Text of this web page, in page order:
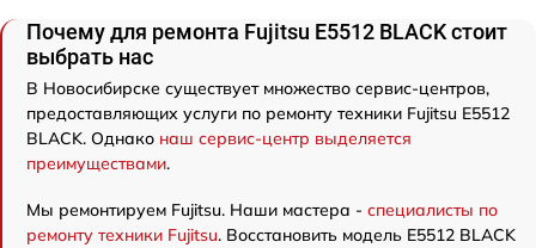
Почему для ремонта Fujitsu E5512 BLACK стоит
выбрать нас
В Новосибирске существует множество сервис-центров,
предоставляющих услуги по ремонту техники Fujitsu E5512
BLACK. Однако наш сервис-центр выделяется
преимуществами.
Мы ремонтируем Fujitsu. Наши мастера - специалисты по
ремонту техники Fujitsu. Восстановить модель E5512 BLACK